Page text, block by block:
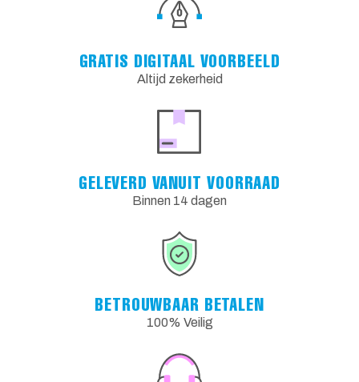
GRATIS DIGITAAL VOORBEELD
Altijd zekerheid
GELEVERD VANUIT VOORRAAD
Binnen 14 dagen
BETROUWBAAR BETALEN
100% Veilig